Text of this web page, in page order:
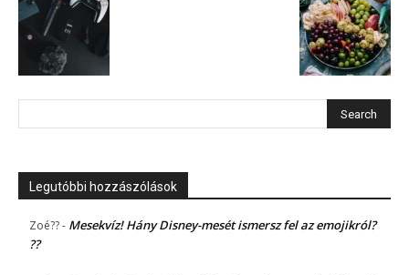
Legutóbbi hozzászólások
Zoé??- Mesekvíz! Hány Disney-mesét ismersz fel az emojikról?
??